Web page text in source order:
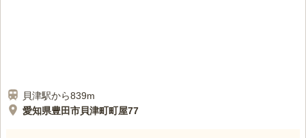
貝津駅から839m
愛知県豊田市貝津町町屋77